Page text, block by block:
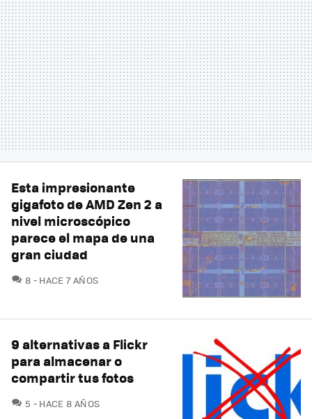
Esta impresionante
gigafoto de AMD Zen 2 a
nivel microscópico
parece el mapa de una
gran ciudad
8 COMENTARIOS
HACE 7 AÑOS
9 alternativas a Flickr
para almacenar o
compartir tus fotos
5 COMENTARIOS
HACE 8 AÑOS